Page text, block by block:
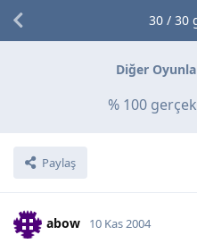
Diğer
% 100
Paylaş
30/ 30
abow 10 Kas 2004